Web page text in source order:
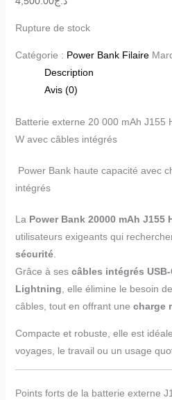
Rupture de stock
Catégorie : Power Bank Filaire
Description
Avis (0)
Batterie externe 20 000 mAh J155
W avec câbles intégrés
Power Bank haute capacité avec
intégrés
La Power Bank 20000 mAh J155
utilisateurs exigeants qui
sécurité.
Grâce à ses câbles intégrés
Lightning , elle élimine le besoin
câbles, tout en offrant une charge
Compacte et robuste, elle est
voyages, le travail ou un usage
Points forts de la batterie externe